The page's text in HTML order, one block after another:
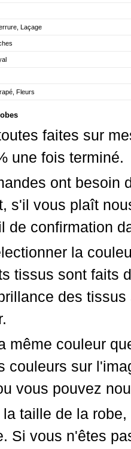
Laçage
Fleurs
faites sur
une fois terminé.
ont besoin
s'il vous plaît
de confirmation
la
tissus sont faits
des
même couleur
couleurs sur
vous pouvez
taille de la
Si vous n'êtes